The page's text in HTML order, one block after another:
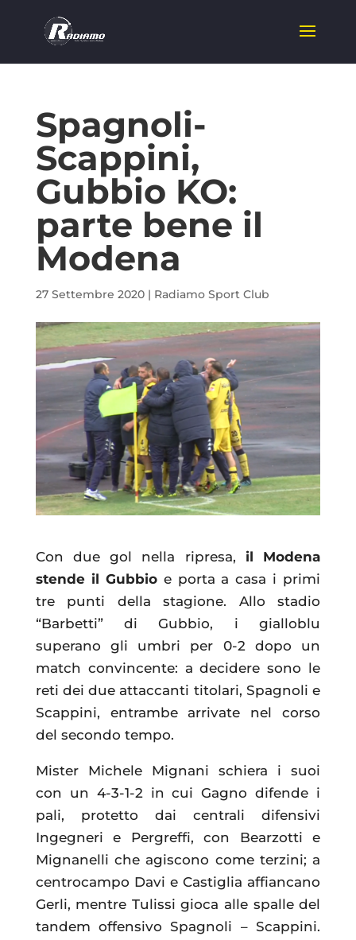
Spagnoli-
Scappini,
Gubbio KO:
parte bene il
Modena
27 Settembre 2020| Radiamo Sport Club
Con due gol nella ripresa, il Modena
stende il Gubbioe porta a casa i primi
tre punti della stagione. Allo stadio
“Barbetti” di Gubbio, i gialloblu
superano gli umbri per 0-2 dopo un
match convincente: a decidere sono le
reti dei due attaccanti titolari, Spagnoli e
Scappini, entrambe arrivate nel corso
del secondo tempo.
Mister Michele Mignani schiera i suoi
con un 4-3-1-2 in cui Gagno difende i
pali, protetto dai centrali difensivi
Ingegneri e Pergreffi, con Bearzotti e
Mignanelli che agiscono come terzini; a
centrocampo Davi e Castiglia affiancano
Gerli, mentre Tulissi gioca alle spalle del
tandem offensivo Spagnoli – Scappini.